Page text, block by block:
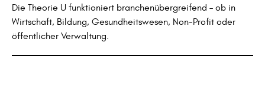
Die Theorie U funktioniert branchenübergreifend – ob in
Wirtschaft, Bildung, Gesundheitswesen, Non-Profit oder
öffentlicher Verwaltung.